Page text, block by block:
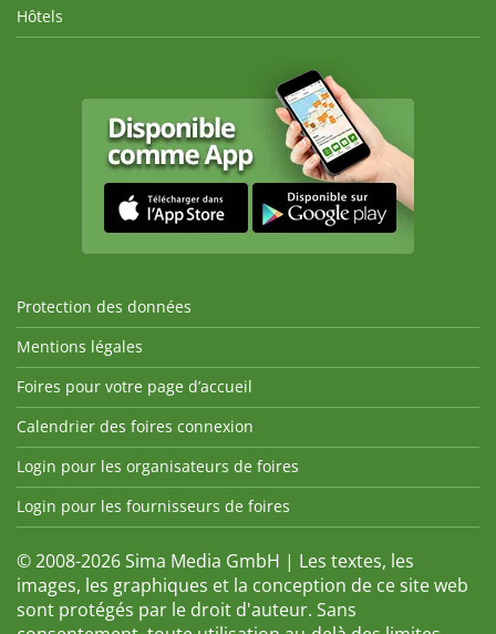
Hôtels
Protection des données
Mentions légales
Foires pour votre page d’accueil
Calendrier des foires connexion
Login pour les organisateurs de foires
Login pour les fournisseurs de foires
© 2008-2026 Sima Media GmbH | Les textes, les
images, les graphiques et la conception de ce site web
sont protégés par le droit d'auteur. Sans